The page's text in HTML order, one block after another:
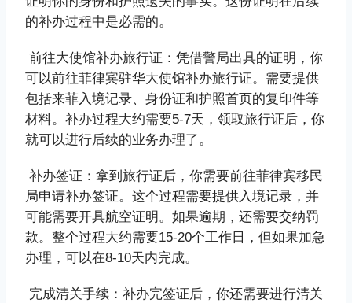
的补办过程中是必需的。
‌前往大使馆补办旅行证‌：凭借警局出具的证明，你
可以前往菲律宾驻华大使馆补办旅行证。需要提供
包括来菲入境记录、身份证和护照首页的复印件等
材料。补办过程大约需要5-7天，领取旅行证后，你
就可以进行后续的业务办理了。
‌补办签证‌：拿到旅行证后，你需要前往菲律宾移民
局申请补办签证。这个过程需要提供入境记录，并
可能需要开具航空证明。如果逾期，还需要交纳罚
款。整个过程大约需要15-20个工作日，但如果加急
办理，可以在8-10天内完成。
‌完成清关手续‌：补办完签证后，你还需要进行清关